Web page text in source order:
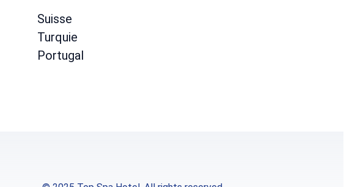
Suisse
Turquie
Portugal